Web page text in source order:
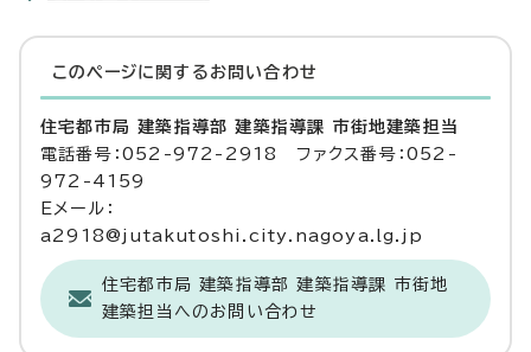
このページに関する お問い合わせ
住宅都市局 建築指導部 建築指導課 市街地建築担当
電話番号：052-972-2918 ファクス番号：052-
972-4159
Eメール：
a2918@jutakutoshi.city.nagoya.lg.jp
住宅都市局 建築指導部 建築指導課 市街地
建築担当へのお問い合わせ